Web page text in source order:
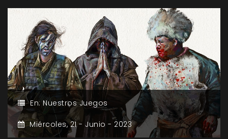
En:Nuestros Juegos
Miércoles,21 - Junio - 2023